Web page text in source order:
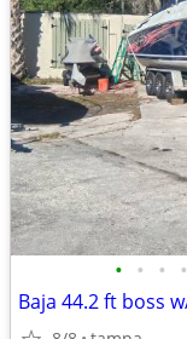
• • • •